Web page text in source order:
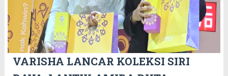
VARISHA LANCAR KOLEKSI SIRI